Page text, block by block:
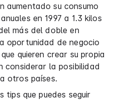
aumentado su consumo
en 1997 a 1.3 kilos
más del doble en
oportunidad de negocio
quieren crear su propia
considerar la posibilidad
otros países.
tips que puedes seguir